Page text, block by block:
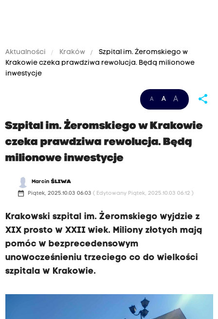
Aktualności Kraków
Szpital im. Żeromskiego w
Krakowie czeka prawdziwa rewolucja. Będą milionowe
inwestycje
A A A share
Szpital im. Żeromskiego w Krakowie
czeka prawdziwa rewolucja. Będą
milionowe inwestycje
MarcinŚLIWA
date_range Piątek, 2025.10.03 06:03 ( Edytowany Piątek, 2025.10.03 06:12 )
Krakowski szpital im. Żeromskiego wyjdzie z
XIX prosto w XXII wiek. Miliony złotych mają
pomóc w bezprecedensowym
unowocześnieniu trzeciego co do wielkości
szpitala w Krakowie.